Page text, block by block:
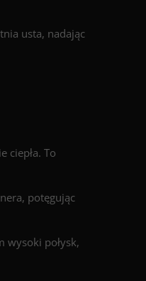
usta, nadając
ciepła. To
potęgując
wysoki połysk,